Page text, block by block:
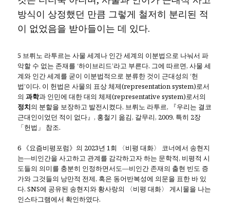
방식이 상정했던 만큼 그렇게 철저히 분리된 적
이 없었음을 받아들이는 데 있다.
5 브뤼노 라투르는 사물 세계나 인간 세계의 이분법으로 나눠서 파
악할 수 없는 존재를 ‘하이브리드’라고 부른다. 그에 따르면, 사물 세
계와 인간 세계를 굳이 이분법적으로 분류한 것이 근대성의 ‘헌
법’이다. 이 헌법은 사물의 표상 체제(representation system)로서
의과학과 인민에 대한 대의 체제(representative system)로서의
정치의 분할을 보장하고 발전시켰다. 브뤼노 라투르, 『우리는 결코
근대인이었던 적이 없다』, 홍철기 옮김, 갈무리, 2009. 특히 2장
「헌법」 참조.
6 《요즘비평포럼》의 2023년 1회 〈비평 대화〉 코너에서 송현지
는―비인간을 사고하고 관계를 감각하고자 하는 문학적, 비평적 시
도들의 의미를 충분히 인정하면서도―비인간 존재의 출현 빈도 증
가와 그것들의 낭만적 전제, 혹은 동어반복성에 의문을 표한 바 있
다. SNS에 공유된 송현지와 황사랑의 〈비평 대화〉 게시물을 나는
인스타그램에서 확인하였다.